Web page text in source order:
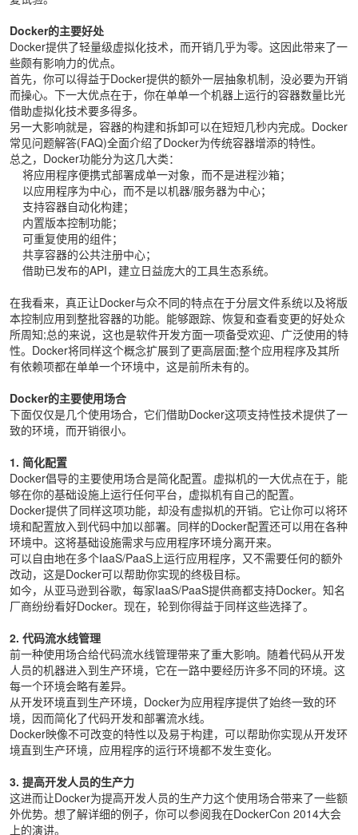
Docker的主要好处
Docker提供了轻量级虚拟化技术，而开销几乎为零。这因此带来了一
些颇有影响力的优点。
首先，你可以得益于Docker提供的额外一层抽象机制，没必要为开销
而操心。下一大优点在于，你在单单一个机器上运行的容器数量比光
借助虚拟化技术要多得多。
另一大影响就是，容器的构建和拆卸可以在短短几秒内完成。Docker
常见问题解答(FAQ)全面介绍了Docker为传统容器增添的特性。
总之，Docker功能分为这几大类：
将应用程序便携式部署成单一对象，而不是进程沙箱；
以应用程序为中心，而不是以机器/服务器为中心；
支持容器自动化构建；
内置版本控制功能；
可重复使用的组件；
共享容器的公共注册中心；
借助已发布的API，建立日益庞大的工具生态系统。
在我看来，真正让Docker与众不同的特点在于分层文件系统以及将版
本控制应用到整批容器的功能。能够跟踪、恢复和查看变更的好处众
所周知;总的来说，这也是软件开发方面一项备受欢迎、广泛使用的特
性。Docker将同样这个概念扩展到了更高层面;整个应用程序及其所
有依赖项都在单单一个环境中，这是前所未有的。
Docker的主要使用场合
下面仅仅是几个使用场合，它们借助Docker这项支持性技术提供了一
致的环境，而开销很小。
1. 简化配置
Docker倡导的主要使用场合是简化配置。虚拟机的一大优点在于，能
够在你的基础设施上运行任何平台，虚拟机有自己的配置。
Docker提供了同样这项功能，却没有虚拟机的开销。它让你可以将环
境和配置放入到代码中加以部署。同样的Docker配置还可以用在各种
环境中。这将基础设施需求与应用程序环境分离开来。
可以自由地在多个IaaS/PaaS上运行应用程序，又不需要任何的额外
改动，这是Docker可以帮助你实现的终极目标。
如今，从亚马逊到谷歌，每家IaaS/PaaS提供商都支持Docker。知名
厂商纷纷看好Docker。现在，轮到你得益于同样这些选择了。
2. 代码流水线管理
前一种使用场合给代码流水线管理带来了重大影响。随着代码从开发
人员的机器进入到生产环境，它在一路中要经历许多不同的环境。这
每一个环境会略有差异。
从开发环境直到生产环境，Docker为应用程序提供了始终一致的环
境，因而简化了代码开发和部署流水线。
Docker映像不可改变的特性以及易于构建，可以帮助你实现从开发环
境直到生产环境，应用程序的运行环境都不发生变化。
3. 提高开发人员的生产力
这进而让Docker为提高开发人员的生产力这个使用场合带来了一些额
外优势。想了解详细的例子，你可以参阅我在DockerCon 2014大会
上的演讲。